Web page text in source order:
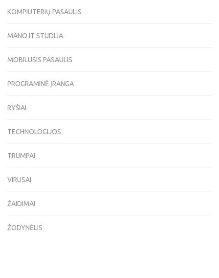
KOMPIUTERIŲ PASAULIS
MANO IT STUDIJA
MOBILUSIS PASAULIS
PROGRAMINĖ ĮRANGA
RYŠIAI
TECHNOLOGIJOS
TRUMPAI
VIRUSAI
ŽAIDIMAI
ŽODYNĖLIS